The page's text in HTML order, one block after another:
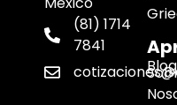
(81) 1714
7841